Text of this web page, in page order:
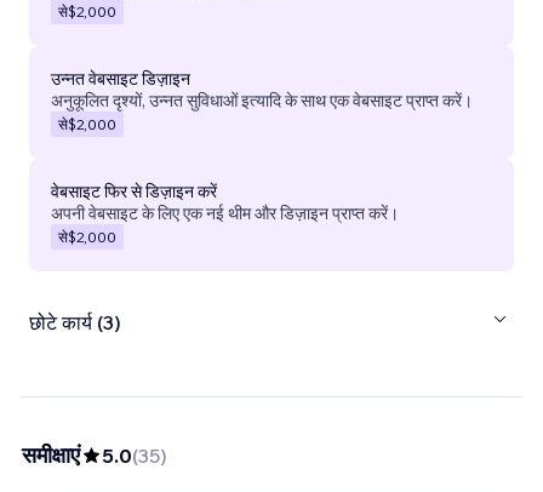
से$2,000
उन्नत वेबसाइट डिज़ाइन
अनुकूलित दृश्यों, उन्नत सुविधाओं इत्यादि के साथ एक वेबसाइट प्राप्त करें।
से$2,000
वेबसाइट फिर से डिज़ाइन करें
अपनी वेबसाइट के लिए एक नई थीम और डिज़ाइन प्राप्त करें।
से$2,000
छोटे कार्य (3)
समीक्षाएं 5.0(35)